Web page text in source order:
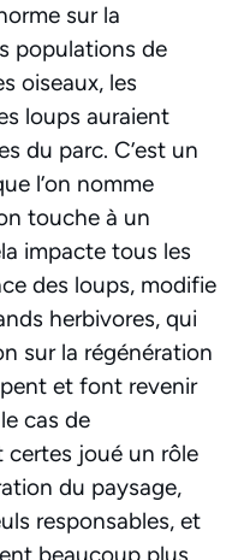
sur la
populations de
oiseaux, les
loups auraient
du parc. C’est un
l’on nomme
touche à un
impacte tous les
des loups, modifie
herbivores, qui
sur la régénération
et font revenir
cas de
certes joué un rôle
du paysage,
responsables, et